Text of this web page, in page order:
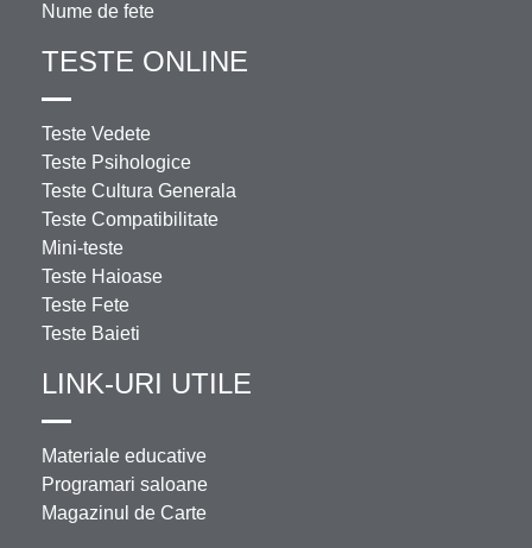
Nume de fete
TESTE ONLINE
Teste Vedete
Teste Psihologice
Teste Cultura Generala
Teste Compatibilitate
Mini-teste
Teste Haioase
Teste Fete
Teste Baieti
LINK-URI UTILE
Materiale educative
Programari saloane
Magazinul de Carte